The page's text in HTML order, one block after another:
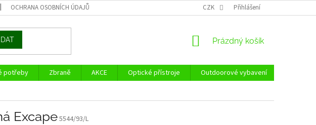
OCHRANA OSOBNÍCH ÚDAJŮ ZÁSADY POUŽÍVÁNÍ SOUBORŮ COOKIES REKLAMAČNÍ ŘÁD -
CZK Přihlášení
NÁKUPNÍ
Prázdný košík
potřeby Zbraně AKCE Optické přístroje Outdoorové vybavení
Excape5544/93/L